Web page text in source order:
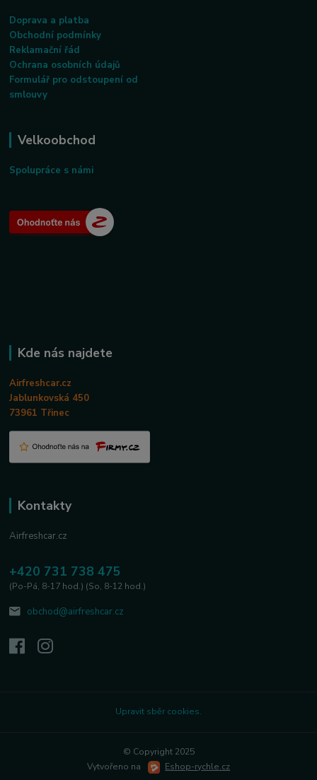
Doprava a platba
Obchodní podmínky
Reklamační řád
Ochrana osobních údajů
Formulář pro odstoupení od
smlouvy
Velkoobchod
Spolupráce s námi
Kde nás najdete
Airfreshcar.cz
Jablunkovská 450
73961 Třinec
Kontakty
Airfreshcar.cz
+420 731 738 475
(Po-Pá, 8-17 hod.) (So, 8-12 hod.)
obchod@airfreshcar.cz
Upravit sběr cookies.
© Copyright 2025
Vytvořeno na
Eshop-rychle.cz